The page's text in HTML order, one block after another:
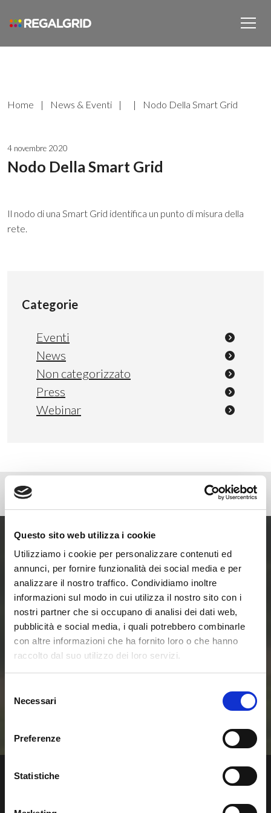
Questo sito web utilizza i cookie
Utilizziamo i cookie per personalizzare contenuti ed
annunci, per fornire funzionalità dei social media e per
analizzare il nostro traffico. Condividiamo inoltre
informazioni sul modo in cui utilizza il nostro sito con i
nostri partner che si occupano di analisi dei dati web,
pubblicità e social media, i quali potrebbero combinarle
con altre informazioni che ha fornito loro o che hanno
raccolto dal suo utilizzo dei loro servizi.
delNecessari
Preferenze
Statistiche
Home | News & Eventi | | Nodo Della Smart Grid
4 novembre 2020
Nodo Della Smart Grid
Il nodo di una Smart Grid identifica un punto di misura della
rete.
Categorie
Eventi
News
Non categorizzato
Press
Webinar
Entra ora nel mondo
delle Smart Home e
delle Comunità
Energetiche